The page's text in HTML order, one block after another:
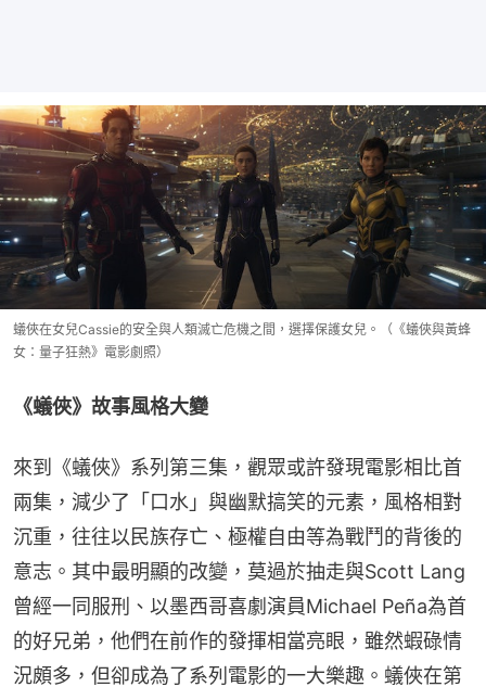
蟻俠在女兒Cassie的安全與人類滅亡危機之間，選擇保護女兒。（《蟻俠與黃蜂
女：量子狂熱》電影劇照）
《蟻俠》故事風格大變
來到《蟻俠》系列第三集，觀眾或許發現電影相比首
兩集，減少了「口水」與幽默搞笑的元素，風格相對
沉重，往往以民族存亡、極權自由等為戰鬥的背後的
意志。其中最明顯的改變，莫過於抽走與Scott Lang
曾經一同服刑、以墨西哥喜劇演員Michael Peña為首
的好兄弟，他們在前作的發揮相當亮眼，雖然蝦碌情
況頗多，但卻成為了系列電影的一大樂趣。蟻俠在第